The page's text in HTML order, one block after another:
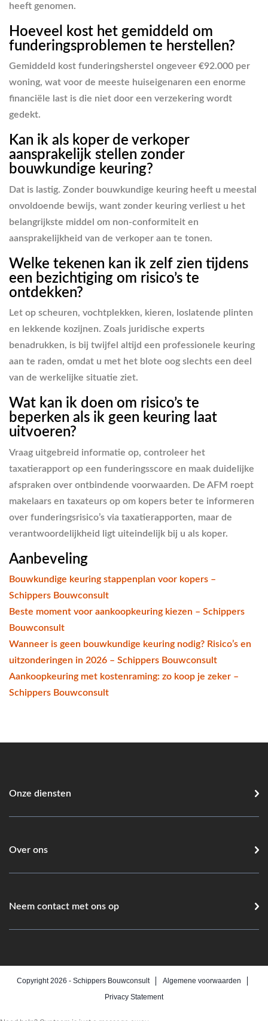
heeft genomen.
Hoeveel kost het gemiddeld om
funderingsproblemen te herstellen?
Gemiddeld kost funderingsherstel ongeveer €92.000 per
woning, wat voor de meeste huiseigenaren een enorme
financiële last is die niet door een verzekering wordt
gedekt.
Kan ik als koper de verkoper
aansprakelijk stellen zonder
bouwkundige keuring?
Dat is lastig. Zonder bouwkundige keuring heeft u meestal
onvoldoende bewijs, want zonder keuring verliest u het
belangrijkste middel om non-conformiteit en
aansprakelijkheid van de verkoper aan te tonen.
Welke tekenen kan ik zelf zien tijdens
een bezichtiging om risico’s te
ontdekken?
Let op scheuren, vochtplekken, kieren, loslatende plinten
en lekkende kozijnen. Zoals juridische experts
benadrukken, is bij twijfel altijd een professionele keuring
aan te raden, omdat u met het blote oog slechts een deel
van de werkelijke situatie ziet.
Wat kan ik doen om risico’s te
beperken als ik geen keuring laat
uitvoeren?
Vraag uitgebreid informatie op, controleer het
taxatierapport op een funderingsscore en maak duidelijke
afspraken over ontbindende voorwaarden. De AFM roept
makelaars en taxateurs op om kopers beter te informeren
over funderingsrisico’s via taxatierapporten, maar de
verantwoordelijkheid ligt uiteindelijk bij u als koper.
Aanbeveling
Bouwkundige keuring stappenplan voor kopers –
Schippers Bouwconsult
Beste moment voor aankoopkeuring kiezen – Schippers
Bouwconsult
Wanneer is geen bouwkundige keuring nodig? Risico’s en
uitzonderingen in 2026 – Schippers Bouwconsult
Aankoopkeuring met kostenraming: zo koop je zeker –
Schippers Bouwconsult
Onze diensten
Over ons
Neem contact met ons op
Copyright 2026 - Schippers Bouwconsult
Algemene voorwaarden
Privacy Statement